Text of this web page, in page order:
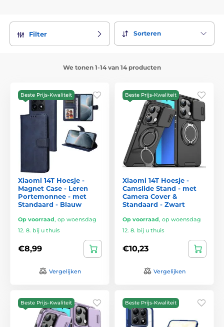
Filter Sorteren
We tonen 1-14 van 14 producten
Beste Prijs-Kwaliteit
Xiaomi 14T Hoesje -
Magnet Case - Leren
Portemonnee - met
Standaard - Blauw
Op voorraad, op woensdag
12. 8. bij u thuis
€8,99
Vergelijken
Beste Prijs-Kwaliteit
Xiaomi 14T Hoesje -
Camslide Stand - met
Camera Cover &
Standaard - Zwart
Op voorraad, op woensdag
12. 8. bij u thuis
€10,23
Vergelijken
Beste Prijs-Kwaliteit Beste Prijs-Kwaliteit